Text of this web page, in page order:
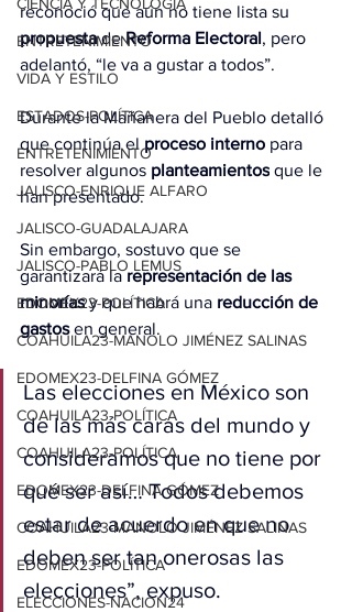
ENTRETENIMIENTO
VIDA Y ESTILO
ESTADOS-POLÍTICA
ENTRETENIMIENTO
JALISCO-ENRIQUE ALFARO
JALISCO-GUADALAJARA
JALISCO-PABLO LEMUS
EDOMEX23-POLÍTICA
COAHUILA23-MANOLO JIMÉNEZ SALINAS
EDOMEX23-DELFINA GÓMEZ
COAHUILA23-POLÍTICA
COAHUILA23-POLÍTICA
EDOMEX23-DELFINA GÓMEZ
COAHUILA23-MANOLO JIMÉNEZ SALINAS
EDOMEX23-POLÍTICA
ELECCIONES-NACION24
reconoció que aún no tiene lista su
propuesta de Reforma Electoral, pero
adelantó, “le va a gustar a todos”.
Durante la Mañanera del Pueblo detalló
que continúa el proceso interno para
resolver algunos planteamientos que le
han presentado.
Sin embargo, sostuvo que se
garantizará la representación de las
minorías y que habrá una reducción de
gastos en general.
Las elecciones en México son
de las más caras del mundo y
consideramos que no tiene por
qué ser así… Todos debemos
estar de acuerdo en que no
deben ser tan onerosas las
elecciones”, expuso.